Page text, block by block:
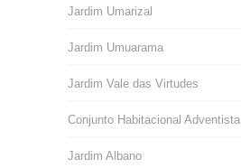
Jardim Umarizal
Jardim Umuarama
Jardim Vale das Virtudes
Conjunto Habitacional Adventista
Jardim Albano